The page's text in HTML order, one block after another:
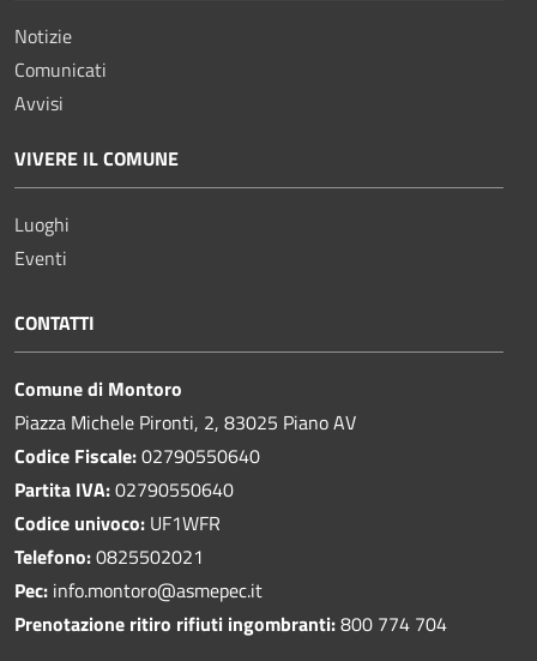
Notizie
Comunicati
Avvisi
VIVERE IL COMUNE
Luoghi
Eventi
CONTATTI
Comune di Montoro
Piazza Michele Pironti, 2, 83025 Piano AV
Codice Fiscale:02790550640
Partita IVA:02790550640
Codice univoco: UF1WFR
Telefono:0825502021
Pec: info.montoro@asmepec.it
Prenotazione ritiro rifiuti ingombranti:800 774 704